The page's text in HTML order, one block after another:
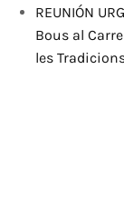
REUNIÓN
Bous al
les